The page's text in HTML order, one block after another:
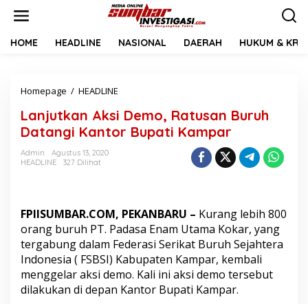
HOME HEADLINE NASIONAL DAERAH HUKUM &
Homepage / HEADLINE
n
j
u
s
i
D
e
m
o
Lanjutkan Aksi Demo, Ratusan Buruh
Datangi Kantor Bupati Kampar
Admin
Agustus 13, 2020
HEADLINE
327 Dilihat
FPIISUMBAR.COM, PEKANBARU – Kurang lebih 800
orang buruh PT. Padasa Enam Utama Kokar, yang
tergabung dalam Federasi Serikat Buruh Sejahtera
Indonesia ( FSBSI) Kabupaten Kampar, kembali
menggelar aksi demo. Kali ini aksi demo tersebut
dilakukan di depan Kantor Bupati Kampar.